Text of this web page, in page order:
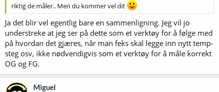
riktig de måler.. Men du kommer vel dit
Ja det blir vel egentlig bare en sammenligning. Jeg vil jo
understreke at jeg ser på dette som et verktøy for å følge med
på hvordan det gjæres, når man feks skal legge inn nytt temp-
steg osv, ikke nødvendigvis som et verktøy for å måle korrekt
OG og FG.
Miguel